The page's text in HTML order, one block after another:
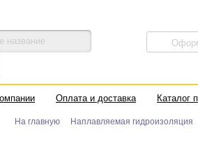
Оплата и доставка Каталог
На главную Наплавляемая гидроизоляция